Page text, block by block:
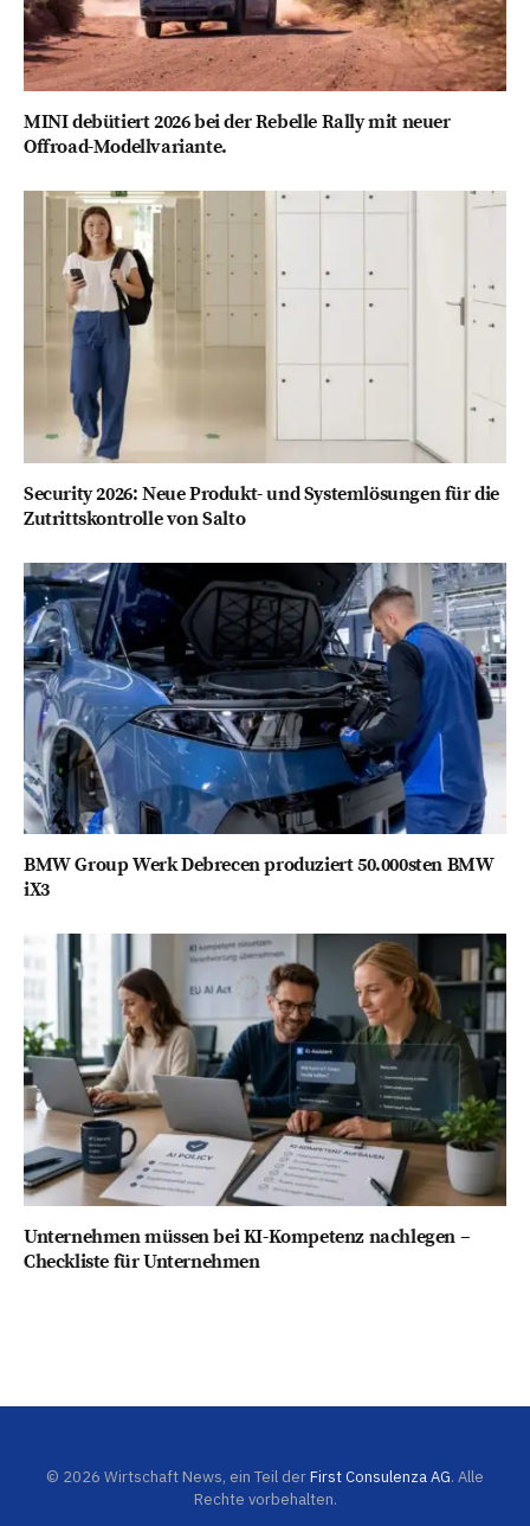
MINI debütiert 2026 bei der Rebelle Rally mit neuer
Offroad-Modellvariante.
Security 2026: Neue Produkt- und Systemlösungen für die
Zutrittskontrolle von Salto
BMW Group Werk Debrecen produziert 50.000sten BMW
iX3
Unternehmen müssen bei KI-Kompetenz nachlegen –
Checkliste für Unternehmen
© 2026 Wirtschaft News, ein Teil derFirst Consulenza AG. Alle
Rechte vorbehalten.